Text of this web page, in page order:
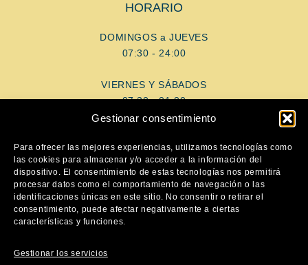
Gestionar consentimiento
Para ofrecer las mejores experiencias, utilizamos tecnologías como
las cookies para almacenar y/o acceder a la información del
dispositivo. El consentimiento de estas tecnologías nos permitirá
procesar datos como el comportamiento de navegación o las
identificaciones únicas en este sitio. No consentir o retirar el
consentimiento, puede afectar negativamente a ciertas
características y funciones.
Gestionar los servicios
HORARIO
DOMINGOS a JUEVES
07:30 - 24:00
VIERNES Y SÁBADOS
07:30 - 01:00
AYUDA
Aviso Legal
Política de privacidad
Política de cookies